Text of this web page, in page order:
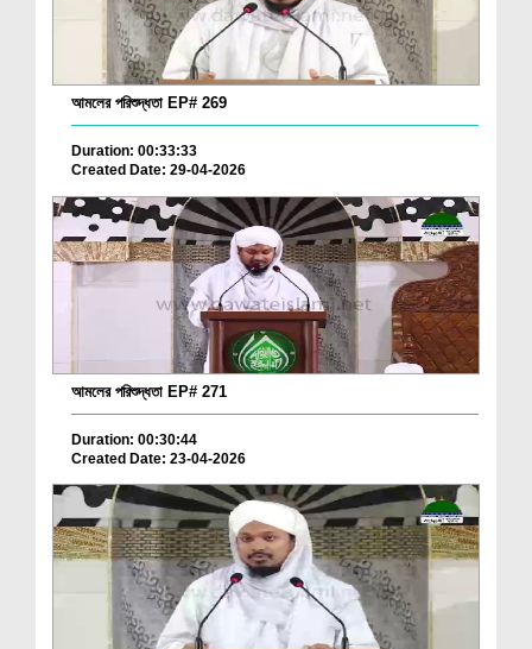
আমলের পরিশুদ্ধতা EP# 269
Duration: 00:33:33
Created Date: 29-04-2026
আমলের পরিশুদ্ধতা EP# 271
Duration: 00:30:44
Created Date: 23-04-2026